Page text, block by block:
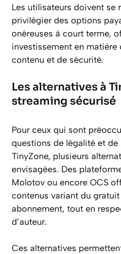
Les utilisateurs doivent se
privilégier des options
onéreuses à court terme,
investissement en matière
contenu et de sécurité.
Les alternatives à
streaming sécurisé
Pour ceux qui sont
questions de légalité et
TinyZone, plusieurs
envisagées. Des
Molotov ou encore OCS
contenus variant du
abonnement, tout en
d’auteur.
Ces alternatives